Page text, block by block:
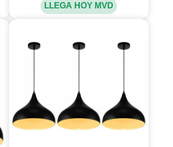
LLEGA HOY MVD